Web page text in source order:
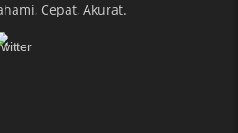
Cepat, Akurat.